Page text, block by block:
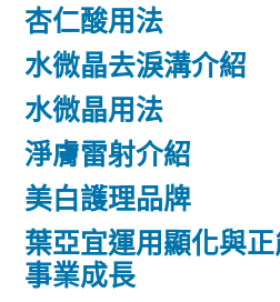
杏仁酸用法
水微晶去淚溝介紹
水微晶用法
淨膚雷射介紹
美白護理品牌
葉亞宜運用顯化與
事業成長